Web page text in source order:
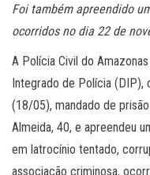
Foi também apreendido
ocorridos no dia 22 de
A Polícia Civil do
Integrado de Polícia (DIP),
(18/05), mandado de
Almeida, 40, e apreendeu
em latrocínio tentado,
associação criminosa,